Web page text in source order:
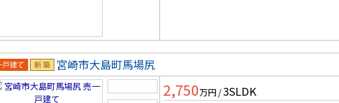
戸建 新築
宮崎市大島町馬場尻
2,750万円 / 3SLDK